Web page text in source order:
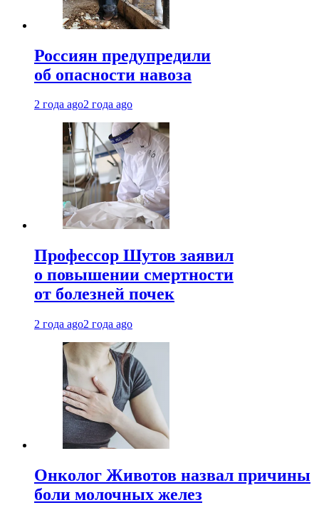
Россиян предупредили
об опасности навоза
2 года ago2 года ago
Профессор Шутов заявил
о повышении смертности
от болезней почек
2 года ago2 года ago
Онколог Животов назвал причины
боли молочных желез